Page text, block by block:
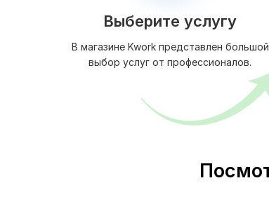
Выберите услугу
В магазине Kwork представлен большой
выбор услуг от профессионалов.